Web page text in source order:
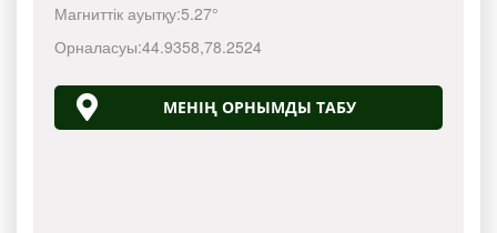
Магниттік ауытқу:5.27°
Орналасуы:44.9358,78.2524
МЕНІҢ ОРНЫМДЫ ТАБУ